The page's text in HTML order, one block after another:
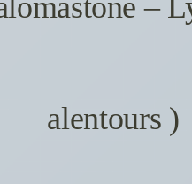
alentours )